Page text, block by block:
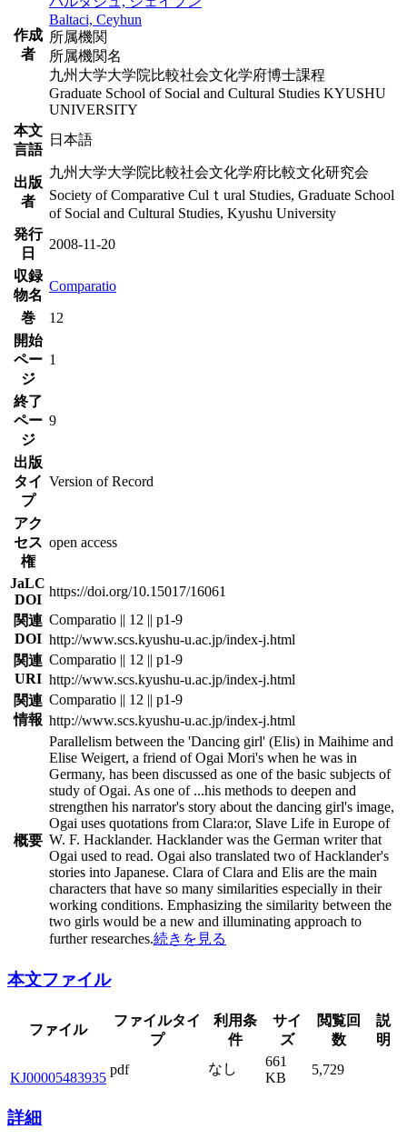
作成
者
Baltaci, Ceyhun
所属機関
所属機関名
九州大学大学院比較社会文化学府博士課程
Graduate School of Social and Cultural Studies KYUSHU
UNIVERSITY
本文
言語
日本語
出版
者
九州大学大学院比較社会文化学府比較文化研究会
Society of Comparative Culｔural Studies, Graduate School
of Social and Cultural Studies, Kyushu University
発行
日
2008-11-20
収録
物名
Comparatio
巻
12
開始
ペー
ジ
1
終了
ペー
ジ
9
出版
タイ
プ
Version of Record
アク
セス
権
open access
JaLC
DOI
https://doi.org/10.15017/16061
関連
DOI
Comparatio || 12 || p1-9
http://www.scs.kyushu-u.ac.jp/index-j.html
関連
URI
Comparatio || 12 || p1-9
http://www.scs.kyushu-u.ac.jp/index-j.html
関連
情報
Comparatio || 12 || p1-9
http://www.scs.kyushu-u.ac.jp/index-j.html
概要
Parallelism between the 'Dancing girl' (Elis) in Maihime and
Elise Weigert, a friend of Ogai Mori's when he was in
Germany, has been discussed as one of the basic subjects of
study of Ogai. As one of ...his methods to deepen and
strengthen his narrator's story about the dancing girl's image,
Ogai uses quotations from Clara:or, Slave Life in Europe of
W. F. Hacklander. Hacklander was the German writer that
Ogai used to read. Ogai also translated two of Hacklander's
stories into Japanese. Clara of Clara and Elis are the main
characters that have so many similarities especially in their
working conditions. Emphasizing the similarity between the
two girls would be a new and illuminating approach to
further researches.続きを見る
本文ファイル
ファイル
ファイルタイ
プ
利用条
件
サイ
ズ
閲覧回
数
説
明
KJ00005483935
pdf なし
661
KB
5,729
詳細